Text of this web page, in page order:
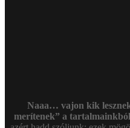
Naaa… vajon kik
merítenek” a